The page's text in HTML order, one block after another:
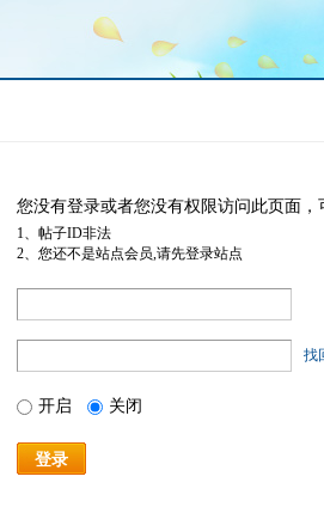
您没有登录或者您没有权限访问此页面
1、帖子ID非法
2、您还不是站点会员,请先登录站点
找
开启 关闭
登录